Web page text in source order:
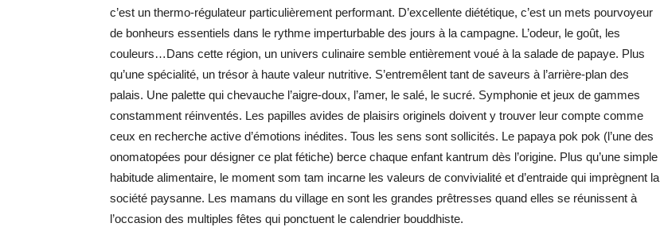
c’est un thermo-régulateur particulièrement performant. D’excellente diététique, c’est un mets pourvoyeur
de bonheurs essentiels dans le rythme imperturbable des jours à la campagne. L’odeur, le goût, les
couleurs…Dans cette région, un univers culinaire semble entièrement voué à la salade de papaye. Plus
qu’une spécialité, un trésor à haute valeur nutritive. S’entremêlent tant de saveurs à l’arrière-plan des
palais. Une palette qui chevauche l’aigre-doux, l’amer, le salé, le sucré. Symphonie et jeux de gammes
constamment réinventés. Les papilles avides de plaisirs originels doivent y trouver leur compte comme
ceux en recherche active d’émotions inédites. Tous les sens sont sollicités. Le papaya pok pok (l’une des
onomatopées pour désigner ce plat fétiche) berce chaque enfant kantrum dès l’origine. Plus qu’une simple
habitude alimentaire, le moment som tam incarne les valeurs de convivialité et d’entraide qui imprègnent la
société paysanne. Les mamans du village en sont les grandes prêtresses quand elles se réunissent à
l’occasion des multiples fêtes qui ponctuent le calendrier bouddhiste.